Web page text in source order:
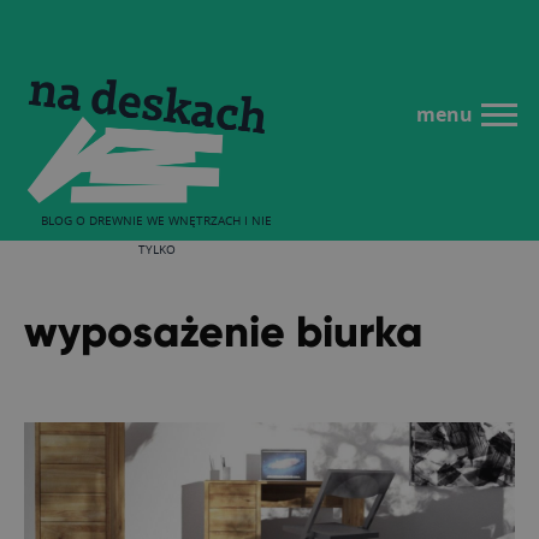
BLOG O DREWNIE WE WNĘTRZACH I NIE
TYLKO
menu
wyposażenie biurka